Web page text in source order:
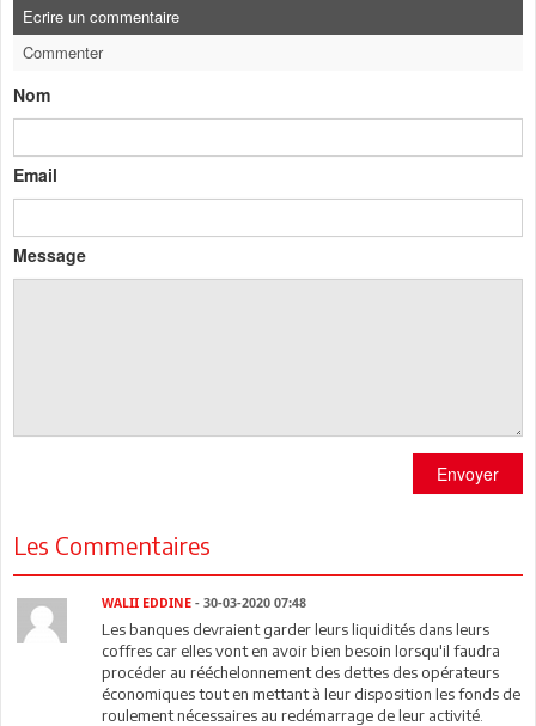
Ecrire un commentaire
Commenter
Nom
Email
Message
Envoyer
Les Commentaires
WALII EDDINE - 30-03-2020 07:48
Les banques devraient garder leurs liquidités dans leurs
coffres car elles vont en avoir bien besoin lorsqu'il faudra
procéder au rééchelonnement des dettes des opérateurs
économiques tout en mettant à leur disposition les fonds de
roulement nécessaires au redémarrage de leur activité.